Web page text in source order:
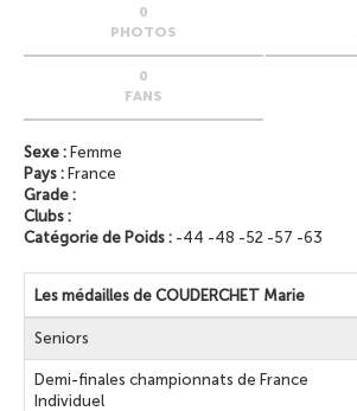
0
PHOTOS
0
FANS
Sexe : Femme
Pays : France
Grade :
Clubs :
Catégorie de Poids : -44 -48 -52 -57 -63
Les médailles de COUDERCHET Marie
Seniors
Demi-finales championnats de France
Individuel